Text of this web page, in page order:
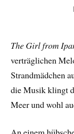
The Girl from
verträglichen
Strandmädchen
die Musik klingt
Meer und wohl